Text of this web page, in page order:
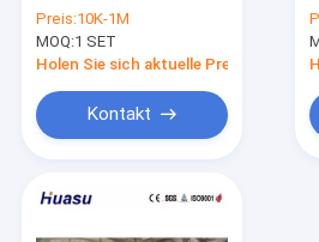
DWC-Rohr-Verdrängungs-Linie
Pp.-Rohr-Verdrängungs-Linie
Wickelfalzrohrverdrängungslinie
Aluminiumlegierungsform,
PLC-Steuerung und
32 mm-1600 mm
Preis:10K-1M
MOQ:1 SET
Holen Sie sich aktuelle Preis
Kontakt